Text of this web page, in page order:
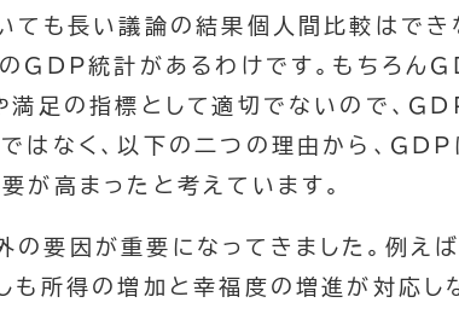
ても長い議論の結果個人間比較はで
GDP統計があるわけです。もちろん
満足の指標として適切でないので、
はなく、以下の二つの理由から、GDP
が高まったと考えています。
の要因が重要になってきました。例
も所得の増加と幸福度の増進が対応し